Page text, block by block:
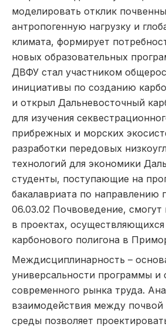
моделировать отклик
антропогенную нагрузку и
климата, формирует
новых образовательных
ДВФУ стал участником
инициативы по созданию
и открыл Дальневосточный
для изучения
прибрежных и морских
разработки передовых
технологий для экономики
студенты, поступающие на
бакалавриата по направлению
06.03.02 Почвоведение, смогут
в проектах,
карбонового полигона в
Междисциплинарность –
универсальности программы и
современного рынка труда.
взаимодействия между
среды позволяет